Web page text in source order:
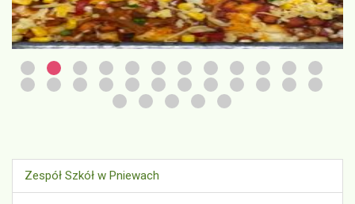
Zespół Szkół w Pniewach